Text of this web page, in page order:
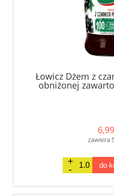
Łowicz Dżem z
obniżonej
zawiera
do